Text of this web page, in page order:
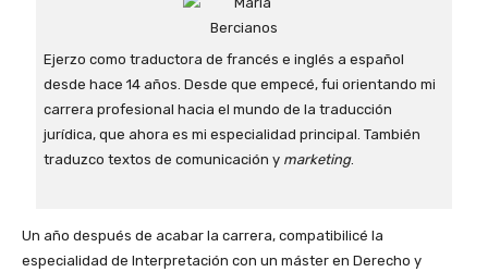
Ejerzo como traductora de francés e inglés a español
desde hace 14 años. Desde que empecé, fui orientando mi
carrera profesional hacia el mundo de la traducción
jurídica, que ahora es mi especialidad principal. También
traduzco textos de comunicación y marketing.
Un año después de acabar la carrera, compatibilicé la
especialidad de Interpretación con un máster en Derecho y